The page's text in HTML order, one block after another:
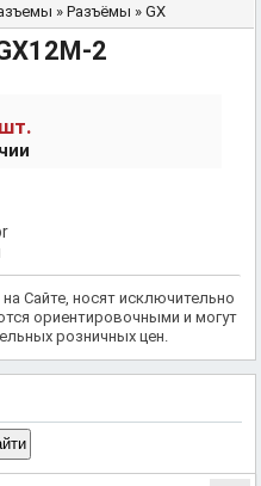
» Разъёмы » GX
2
шт.
Сайте, носят исключительно
ориентировочными и могут
розничных цен.